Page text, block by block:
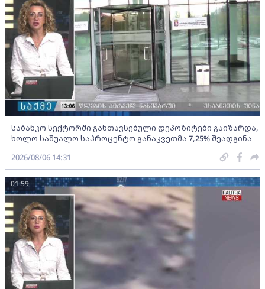
საბანკო სექტორში განთავსებული დეპოზიტები გაიზარდა,
ხოლო საშუალო საპროცენტო განაკვეთმა 7,25% შეადგინა
2026/08/06 14:31
01:59